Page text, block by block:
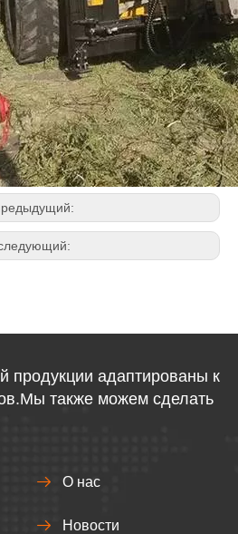
продукции адаптированы к
также можем сделать
О нас
Новости